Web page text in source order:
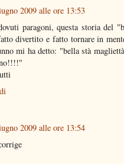
2009 alle ore 13:53
paragoni, questa storia del
divertito e fatto tornare in
mi ha detto: "bella stà
2009 alle ore 13:54